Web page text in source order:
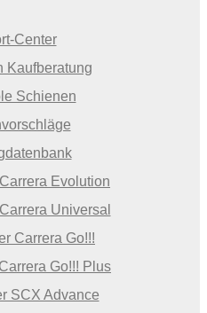
Center
Kaufberatung
Schienen
Evolution
Universal
Carrera Go!!!
Go!!! Plus
SCX Advance